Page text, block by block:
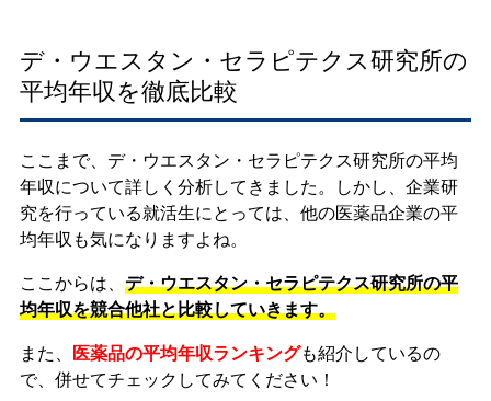
デ・ウエスタン・セラピテクス研究所の
平均年収を徹底比較
ここまで、デ・ウエスタン・セラピテクス研究所の平均
年収について詳しく分析してきました。しかし、企業研
究を行っている就活生にとっては、他の医薬品企業の平
均年収も気になりますよね。
ここからは、 デ・ウエスタン・セラピテクス研究所の平
均年収を競合他社と比較していきます。
また、 医薬品の平均年収ランキングも紹介しているの
で、併せてチェックしてみてください！